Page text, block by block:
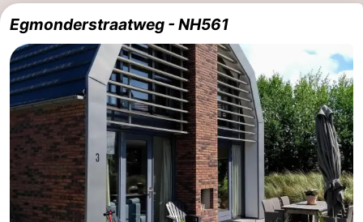
Egmonderstraatweg - NH561